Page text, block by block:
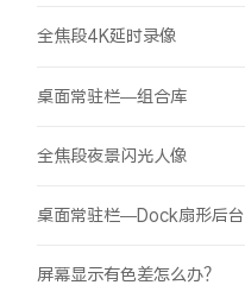
全焦段4K延时录像
桌面常驻栏—组合库
全焦段夜景闪光人像
桌面常驻栏—Dock扇形后台
屏幕显示有色差怎么办？